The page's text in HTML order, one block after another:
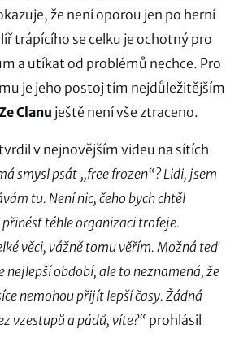
že není oporou jen po herní
trápícího se celku je ochotný pro
a utíkat od problémů nechce. Pro
je jeho postoj tím nejdůležitějším
Clanu ještě není vše ztraceno.
v nejnovějším videu na sítích
smysl psát „free frozen“? Lidi, jsem
tu. Není nic, čeho bych chtěl
téhle organizaci trofeje.
věci, vážně tomu věřím. Možná teď
nejlepší období, ale to neznamená, že
nemohou přijít lepší časy. Žádná
vzestupů a pádů, víte?“ prohlásil